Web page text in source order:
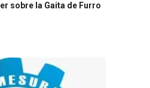
sobre la Gaita de Furro